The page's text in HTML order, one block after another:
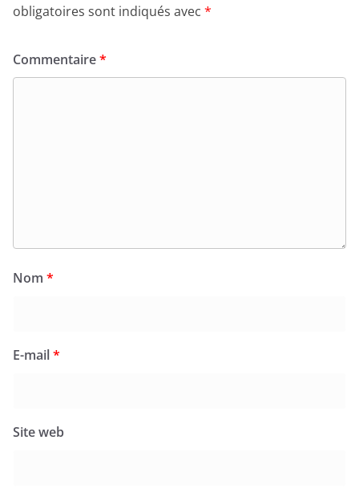
obligatoires sont indiqués avec *
Commentaire*
Nom *
E-mail*
Site web